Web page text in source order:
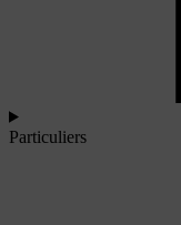
Particuliers